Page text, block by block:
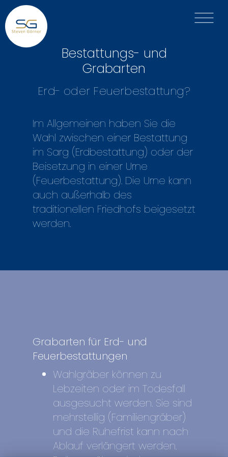
Bestattungs- und
Grabarten
Erd- oder Feuerbestattung?
Im Allgemeinen haben Sie die
Wahl zwischen einer Bestattung
im Sarg (Erdbestattung) oder der
Beisetzung in einer Urne
(Feuerbestattung). Die Urne kann
auch außerhalb des
traditionellen Friedhofs beigesetzt
werden.
Grabarten für Erd- und
Feuerbestattungen
Wahlgräber können zu
Lebzeiten oder im Todesfall
ausgesucht werden. Sie sind
mehrstellig (Familiengräber)
und die Ruhefrist kann nach
Ablauf verlängert werden.